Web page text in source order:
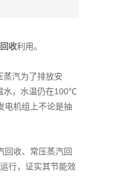
收利用。
蒸汽为了排放安
水，水温仍在100℃
电机组上不论是抽
回收、常压蒸汽回
行，证实其节能效